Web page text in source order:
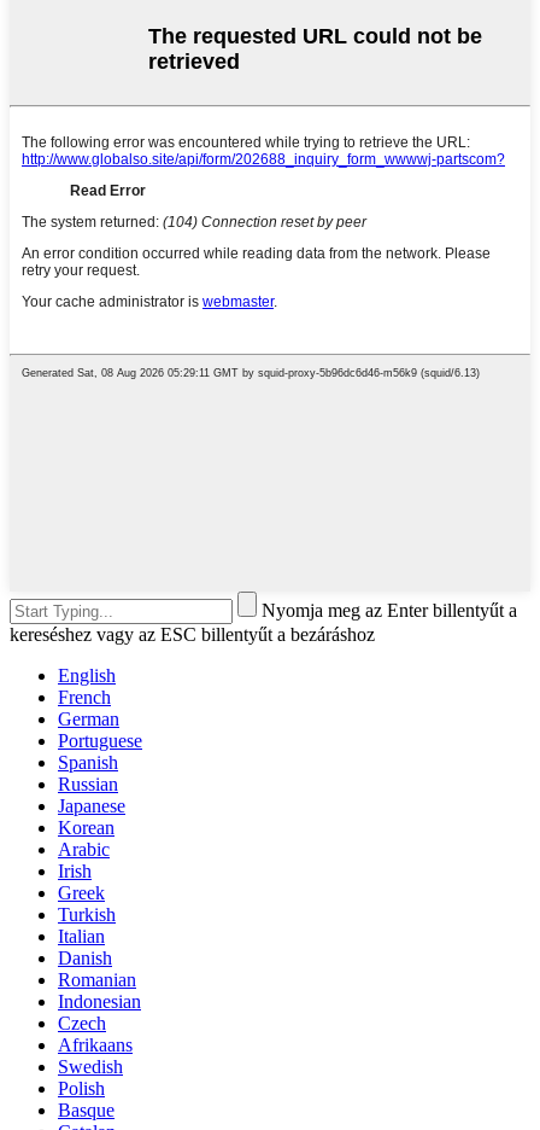
Nyomja meg az Enter billentyűt a
kereséshez vagy az ESC billentyűt a bezáráshoz
English
French
German
Portuguese
Spanish
Russian
Japanese
Korean
Arabic
Irish
Greek
Turkish
Italian
Danish
Romanian
Indonesian
Czech
Afrikaans
Swedish
Polish
Basque